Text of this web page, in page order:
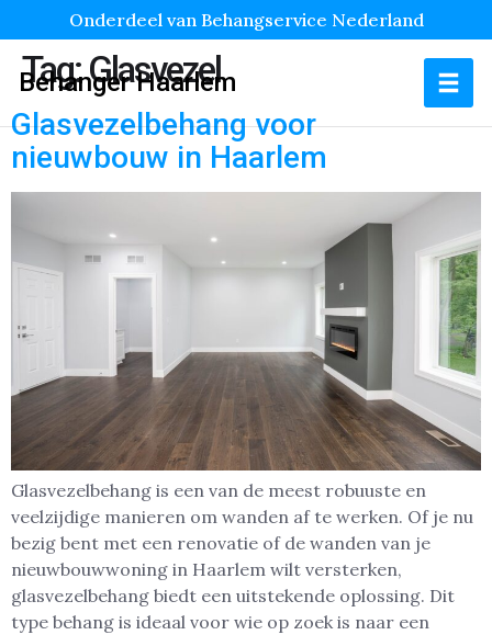
Onderdeel van Behangservice Nederland
Behanger Haarlem
Tag:Glasvezel
Glasvezelbehang voor
nieuwbouw in Haarlem
Glasvezelbehang is een van de meest robuuste en
veelzijdige manieren om wanden af te werken. Of je nu
bezig bent met een renovatie of de wanden van je
nieuwbouwwoning in Haarlem wilt versterken,
glasvezelbehang biedt een uitstekende oplossing. Dit
type behang is ideaal voor wie op zoek is naar een